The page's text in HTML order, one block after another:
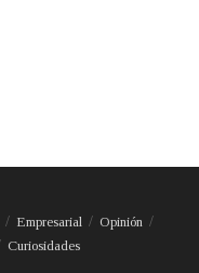
Empresarial
Opinión
Curiosidades